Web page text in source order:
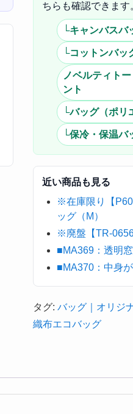
ちらも確認できます
└キャンバスバ
└コットンバッ
ノベルティト
ント
└バッグ（ポリ
└保冷・保温バ
近い商品も見る
※在庫限り【
ッグ（M）
※廃盤【TR-
■MA369：透明
■MA370：中身
タグ:バッグ｜オリジ
織布エコバッグ